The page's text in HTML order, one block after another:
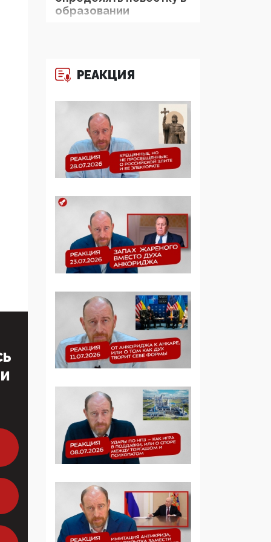
образовании
граждан: Минцифры
намерено отобрать у
муниципалитетов право
защищать жилые дома
и социальные объекты
от ЭМИ
05:58, 26 Мая 2026
Роскомнадзор
освободили от борца с
деструктивным и
опасным контентом
07:39, 25 Мая 2026
Манифест против
семьи и традиционных
ценностей: «Новые
люди» поднимают
электорат феминисток
на битву с
мужчинами-«бабуинам
и»
05:08, 15 Мая 2026
Эзотерика,
инфоцыганство и
лженаука под ширмой
защиты традиционных
ценностей: кто и с чем
«Россия 809. Традиции
будущего»
09:40, 06 Мая 2026
РЕАКЦИЯ